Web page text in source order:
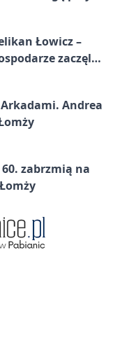
Łowicz –
zaczęli
I)
Andrea
zabrzmią na